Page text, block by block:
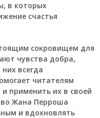
в которых
счастья
сокровищем для
чувства добра,
всегда
читателям
применить их в своей
Жана Перроша
и вдохновлять